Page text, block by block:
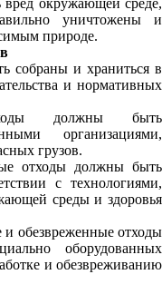
вред окружающей среде,
уничтожены и
природе.
собраны и храниться в
и нормативных
должны быть
организациями,
грузов.
отходы должны быть
с технологиями,
среды и здоровья
обезвреженные отходы
оборудованных
и обезвреживанию